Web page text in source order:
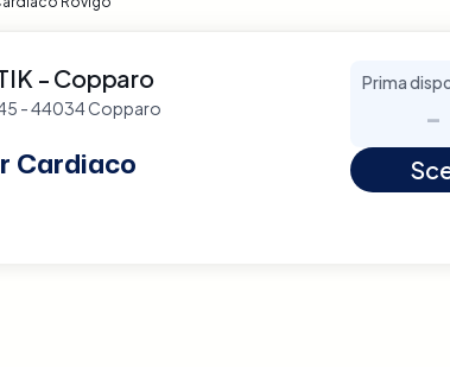
- Copparo
- 44034 Copparo
Cardiaco
Prima
-